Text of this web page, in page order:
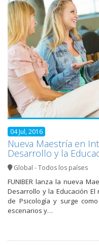
04 Jul, 2016
Nueva Maestría en
Desarrollo y la
Global - Todos los países
FUNIBER lanza la nueva
Desarrollo y la Educación
de Psicología y surge
escenarios y…